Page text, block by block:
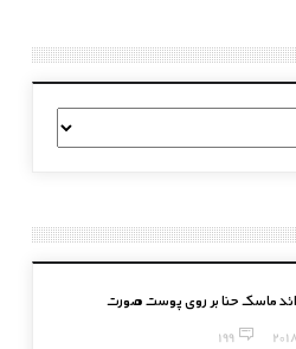
ماسک حنا بر روی پوست صورت
199